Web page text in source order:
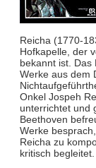
Reicha (1770-
Hofkapelle, der
bekannt ist. Das
Werke aus dem
Onkel Jospeh
unterrichtet und
Beethoven
Werke
Reicha zu
kritisch begleitet.